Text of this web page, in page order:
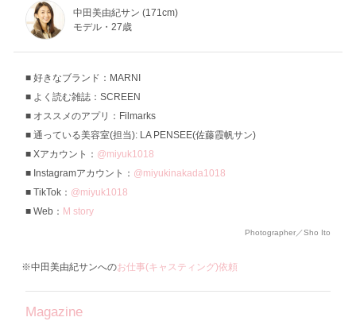
中田美由紀サン (171cm)
モデル・27歳
好きなブランド：MARNI
よく読む雑誌：SCREEN
オススメのアプリ：Filmarks
通っている美容室(担当): LA PENSEE(佐藤霞帆サン)
Xアカウント： @miyuk1018
Instagramアカウント： @miyukinakada1018
TikTok： @miyuk1018
Web： M story
Photographer／Sho Ito
※中田美由紀サンへのお仕事(キャスティング)依頼
Magazine